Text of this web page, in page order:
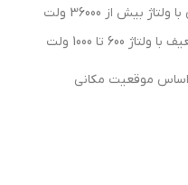
بیش از 36000 ولت
600 تا 1000 ولت
اساس موقعیت مکانی